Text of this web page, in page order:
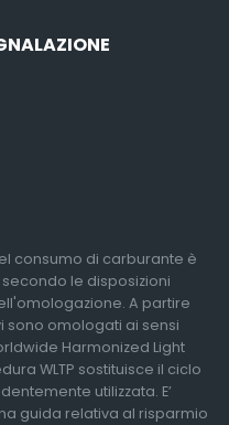
consumo di carburante è
le disposizioni
A partire
sono omologati ai sensi
Harmonized Light
WLTP sostituisce il ciclo
utilizzata. E’
guida relativa al risparmio